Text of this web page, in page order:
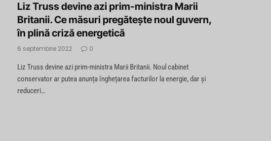
Liz Truss devine azi prim-ministra Marii
Britanii. Ce măsuri pregătește noul guvern,
în plină criză energetică
6 septembrie 2022 0
Liz Truss devine azi prim-ministra Marii Britanii. Noul cabinet
conservator ar putea anunța înghețarea facturilor la energie, dar și
reduceri…